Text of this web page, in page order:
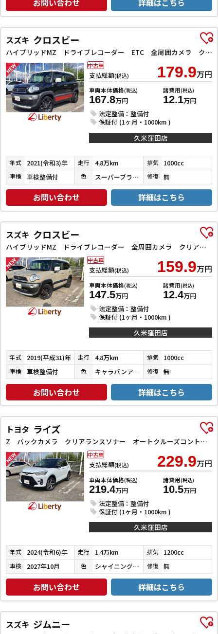
お問い合わせ 詳細はこちら
スズキ クロスビー
ハイブリッドMZ ドライブレコーダー ETC 全周囲カメラ クリアランスソナー オートクルーズコントロール レーンアシスト 衝突被害軽減システム ナビ TV オートライト LEDヘッドランプ アルミホイール
支払総額(税込) 179.9万円
車両本体価格(税込)
167.8万円
諸費用(税込)
12.1万円
法定整備：整備付
保証付 (1ヶ月・1000km )
中古車
久米窪田店
年式 2021(令和3)年 走行 4.8万km 排気 1000cc
車検 車検整備付 色 スーパーブラックＰ／ピュアホワイトＰ／バーニングレッドパール 修復 無
お問い合わせ 詳細はこちら
スズキ クロスビー
ハイブリッドMZ ドライブレコーダー 全周囲カメラ クリアランスソナー オートクルーズコントロール 衝突被害軽減システム ナビ TV LEDヘッドランプ アルミホイール スマートキー 電動格納ミラー シートヒーター
支払総額(税込) 159.9万円
車両本体価格(税込)
147.5万円
諸費用(税込)
12.4万円
法定整備：整備付
保証付 (1ヶ月・1000km )
中古車
久米窪田店
年式 2019(平成31)年 走行 4.8万km 排気 1000cc
車検 車検整備付 色 キャラバンアイボリーパールメタリック／ピュアホワイトパール 修復 無
お問い合わせ 詳細はこちら
トヨタ ライズ
Z バックカメラ クリアランスソナー オートクルーズコントロール レーンアシスト 衝突被害軽減システム TV LEDヘッドランプ アルミホイール スマートキー アイドリングストップ 電動格納ミラー
支払総額(税込) 229.9万円
車両本体価格(税込)
219.4万円
諸費用(税込)
10.5万円
法定整備：整備付
保証付 (1ヶ月・1000km )
中古車
久米窪田店
年式 2024(令和6)年 走行 1.4万km 排気 1200cc
車検 2027年10月 色 シャイニングホワイトパール／ブラックマイカメタリック 修復 無
お問い合わせ 詳細はこちら
スズキ ジムニー